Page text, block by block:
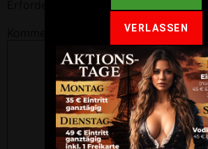
VERLASSEN